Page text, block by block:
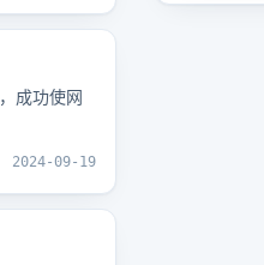
，成功使网
2024-09-19